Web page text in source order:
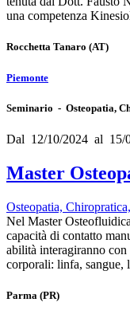
una competenza
Rocchetta Tanaro (AT)
Piemonte
Seminario - Osteopatia,
Dal 12/10/2024 al 15/
Master
Osteopatia,
Nel Master
capacità di contatto
abilità interagiranno
corporali: linfa,
Parma (PR)